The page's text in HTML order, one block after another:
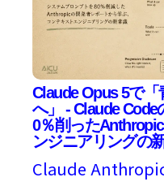
Claude Opus 5で
へ」 - Claude
0％削った
ンジニアリングの
Claude